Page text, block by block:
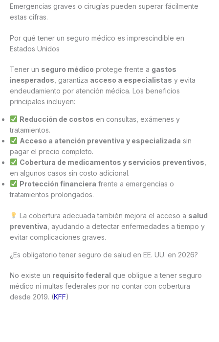
Emergencias graves o cirugías pueden superar fácilmente
estas cifras.
Por qué tener un seguro médico es imprescindible en
Estados Unidos
Tener un seguro médico protege frente a gastos
inesperados , garantiza acceso a especialistas y evita
endeudamiento por atención médica. Los beneficios
principales incluyen:
Reducción de costos en consultas, exámenes y
tratamientos.
Acceso a atención preventiva y especializada sin
pagar el precio completo.
Cobertura de medicamentos y servicios preventivos
en algunos casos sin costo adicional.
Protección financiera frente a emergencias o
tratamientos prolongados.
La cobertura adecuada también mejora el acceso a salud
preventiva , ayudando a detectar enfermedades a tiempo y
evitar complicaciones graves.
¿Es obligatorio tener seguro de salud en EE. UU. en 2026?
No existe un requisito federal que obligue a tener seguro
médico ni multas federales por no contar con cobertura
desde 2019. (KFF)